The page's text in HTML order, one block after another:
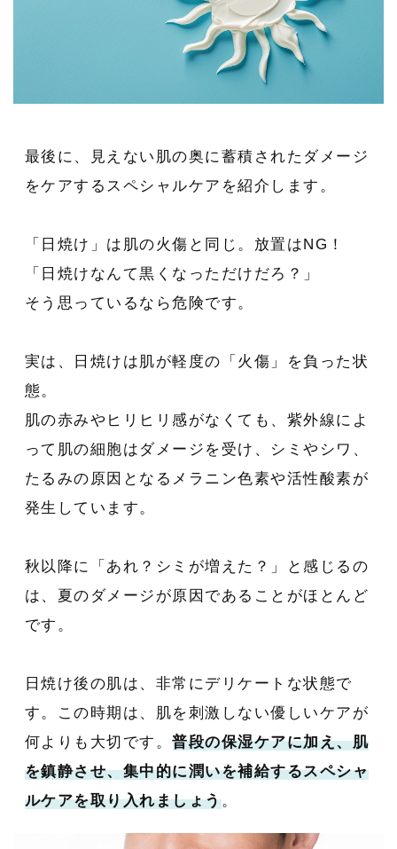
最後に、見えない肌の奥に蓄積されたダメージ
をケアするスペシャルケアを紹介します。
「日焼け」は肌の火傷と同じ。放置はNG！
「日焼けなんて黒くなっただけだろ？」
そう思っているなら危険です。
実は、日焼けは肌が軽度の「火傷」を負った状
態。
肌の赤みやヒリヒリ感がなくても、紫外線によ
って肌の細胞はダメージを受け、シミやシワ、
たるみの原因となるメラニン色素や活性酸素が
発生しています。
秋以降に「あれ？シミが増えた？」と感じるの
は、夏のダメージが原因であることがほとんど
です。
日焼け後の肌は、非常にデリケートな状態で
す。この時期は、肌を刺激しない優しいケアが
何よりも大切です。普段の保湿ケアに加え、肌
を鎮静させ、集中的に潤いを補給するスペシャ
ルケアを取り入れましょう。